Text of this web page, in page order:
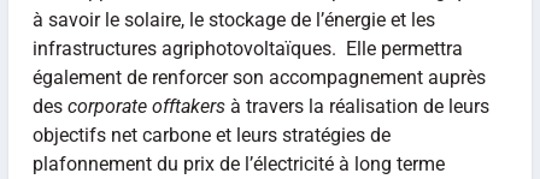
à savoir le solaire, le stockage de l’énergie et les
infrastructures agriphotovoltaïques. Elle permettra
également de renforcer son accompagnement auprès
des corporate offtakersà travers la réalisation de leurs
objectifs net carbone et leurs stratégies de
plafonnement du prix de l’électricité à long terme